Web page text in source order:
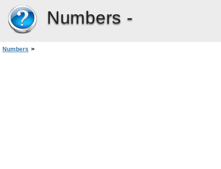
Numbers -
Numbers >